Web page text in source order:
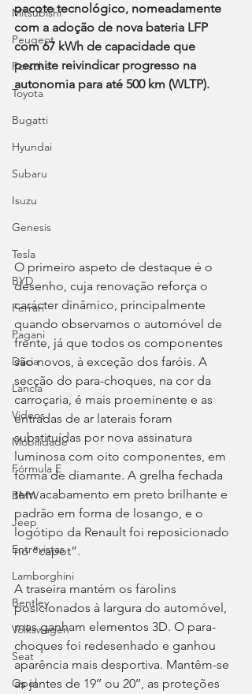
Mitsubishi
Peugeot
Porsche
Toyota
Bugatti
Hyundai
Subaru
Isuzu
Genesis
Tesla
BYD
Ferrari
Pagani
Dacia
Lancia
Videos
Mobilidade
Fórmula E
BMW
Jeep
Entrevistas
Lamborghini
Bentley
Volkswagen
Seat
Opel
pacote tecnológico, nomeadamente
com a adoção de nova bateria LFP
com 67 kWh de capacidade que
permite reivindicar progresso na
autonomia para até 500 km (WLTP).
O primeiro aspeto de destaque é o
desenho, cuja renovação reforça o
carácter dinâmico, principalmente
quando observamos o automóvel de
frente, já que todos os componentes
são novos, à exceção dos faróis. A
secção do para-choques, na cor da
carroçaria, é mais proeminente e as
entradas de ar laterais foram
substituídas por nova assinatura
luminosa com oito componentes, em
forma de diamante. A grelha fechada
tem acabamento em preto brilhante e
padrão em forma de losango, e o
logótipo da Renault foi reposicionado
no “capot”.
A traseira mantém os farolins
posicionados à largura do automóvel,
mas ganham elementos 3D. O para-
choques foi redesenhado e ganhou
aparência mais desportiva. Mantêm-se
as jantes de 19’’ ou 20’’, as proteções